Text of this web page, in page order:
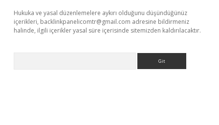
Hukuka ve yasal düzenlemelere aykırı olduğunu düşündüğünüz
içerikleri, backlinkpanelicomtr@gmail.com adresine bildirmeniz
halinde, ilgili içerikler yasal süre içerisinde sitemizden kaldırılacaktır.